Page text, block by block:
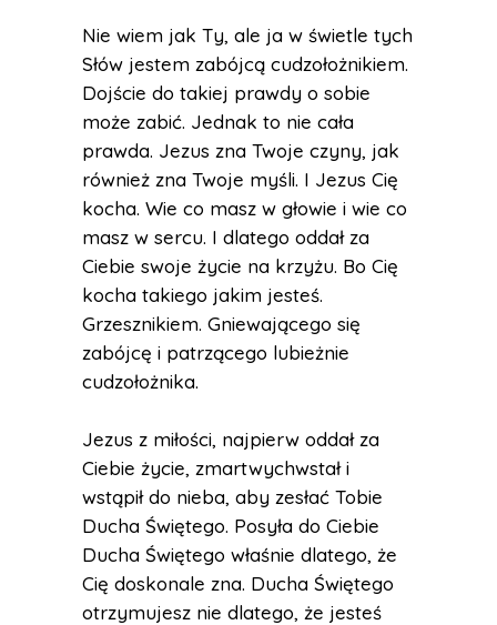
Nie wiem jak Ty, ale ja w świetle tych
Słów jestem zabójcą cudzołożnikiem.
Dojście do takiej prawdy o sobie
może zabić. Jednak to nie cała
prawda. Jezus zna Twoje czyny, jak
również zna Twoje myśli. I Jezus Cię
kocha. Wie co masz w głowie i wie co
masz w sercu. I dlatego oddał za
Ciebie swoje życie na krzyżu. Bo Cię
kocha takiego jakim jesteś.
Grzesznikiem. Gniewającego się
zabójcę i patrzącego lubieżnie
cudzołożnika.
Jezus z miłości, najpierw oddał za
Ciebie życie, zmartwychwstał i
wstąpił do nieba, aby zesłać Tobie
Ducha Świętego. Posyła do Ciebie
Ducha Świętego właśnie dlatego, że
Cię doskonale zna. Ducha Świętego
otrzymujesz nie dlatego, że jesteś